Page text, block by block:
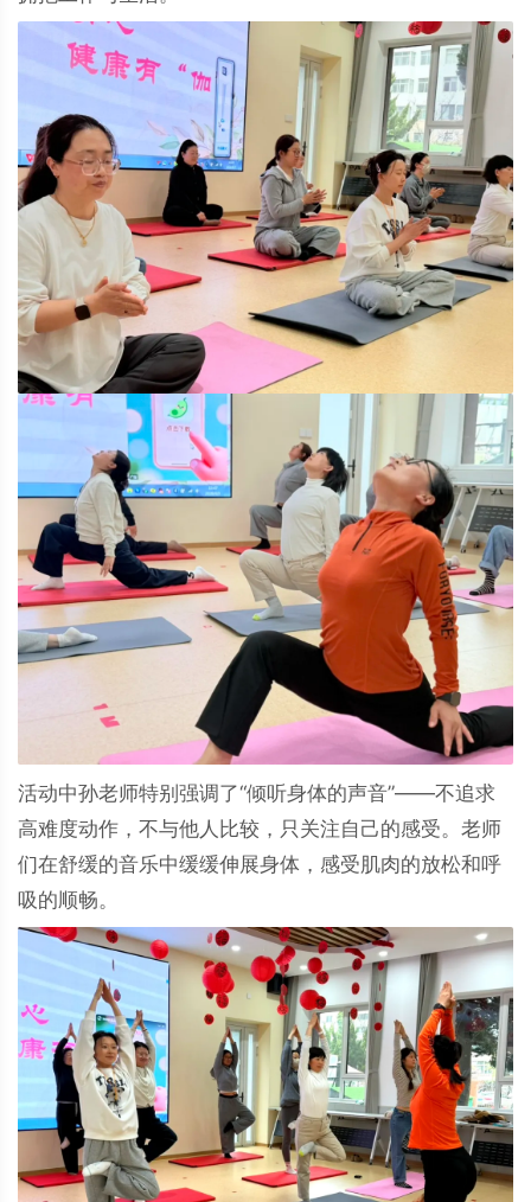
活动中孙老师特别强调了“倾听身体的声音”——不追求
高难度动作，不与他人比较，只关注自己的感受。老师
们在舒缓的音乐中缓缓伸展身体，感受肌肉的放松和呼
吸的顺畅。